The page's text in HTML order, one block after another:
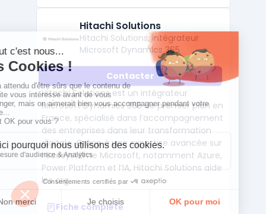
Hitachi Solutions
Hitachi Solutions, intégrateur
Microsoft Dynamics 365
Contacter
Hitachi Solutions est un intégrateur
Microsoft Dynamics 365 de premier plan en
France, spécialisé dans l’accompagnement
des entreprises dans leur transformation
digitale. Grâce à une expertise avancée sur
l’écosystème Microsoft, notamment Azure,
Power Platform et l’IA, Hitachi Solutions aide
les org ...
Fiche complète